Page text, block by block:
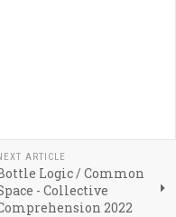
ARTICLE
Logic / Common
- Collective
2022